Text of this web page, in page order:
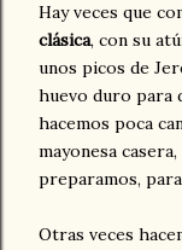
Hay veces que
clásica, con su
unos picos de
huevo duro para
hacemos poca
mayonesa
preparamos,
Otras veces